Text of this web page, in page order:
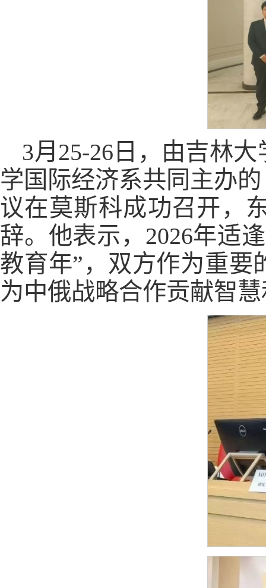
3月25-26日，由吉林
学国际经济系共同主办
议在莫斯科成功召开，
辞。他表示，2026年适
教育年”，双方作为重要
为中俄战略合作贡献智